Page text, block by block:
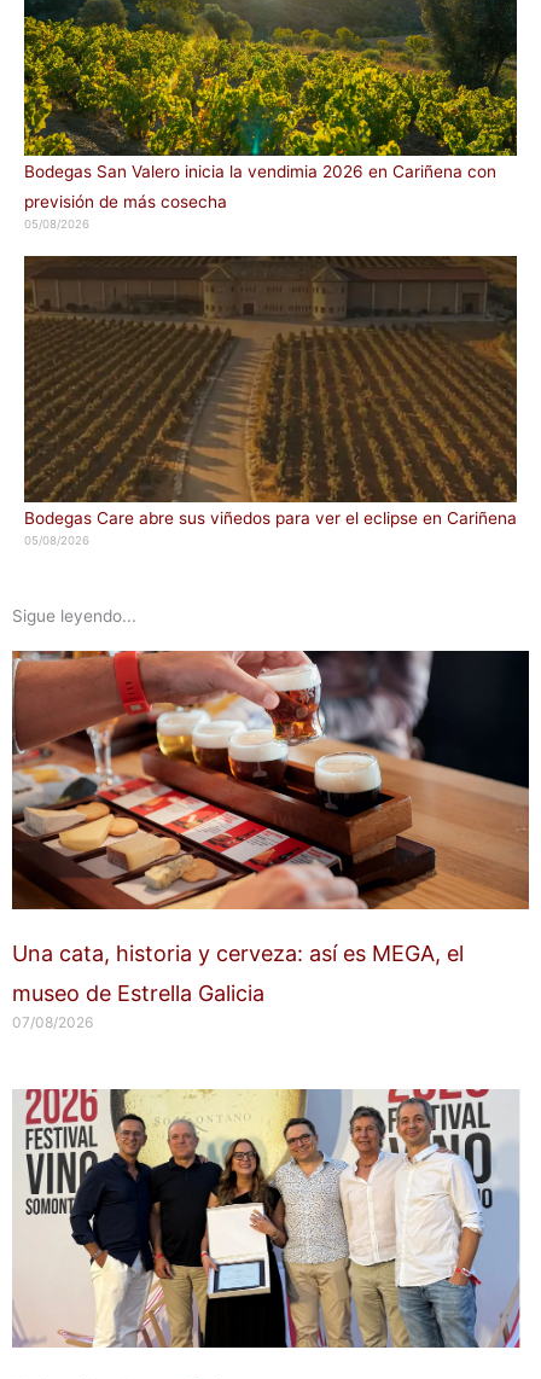
Bodegas San Valero inicia la vendimia 2026 en Cariñena con
previsión de más cosecha
05/08/2026
Bodegas Care abre sus viñedos para ver el eclipse en Cariñena
05/08/2026
Sigue leyendo...
Una cata, historia y cerveza: así es MEGA, el
museo de Estrella Galicia
07/08/2026